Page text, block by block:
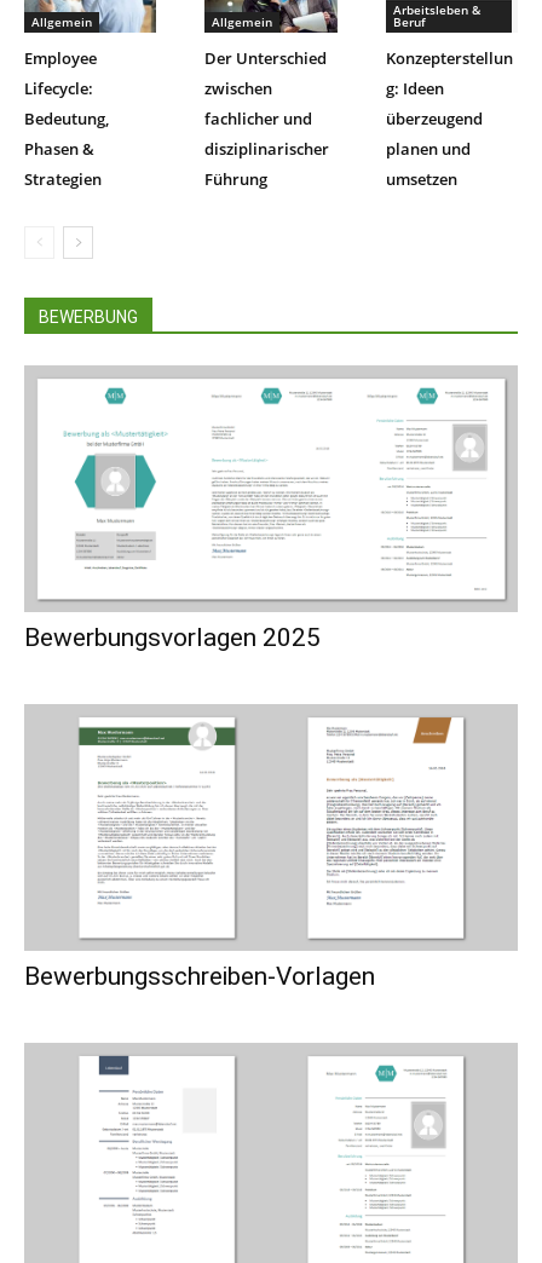
Allgemein
Employee
Lifecycle:
Bedeutung,
Phasen &
Strategien
Allgemein
Der Unterschied
zwischen
fachlicher und
disziplinarischer
Führung
Arbeitsleben &
Beruf
Konzepterstellun
g: Ideen
überzeugend
planen und
umsetzen
BEWERBUNG
Bewerbungsvorlagen 2025
Bewerbungsschreiben-Vorlagen